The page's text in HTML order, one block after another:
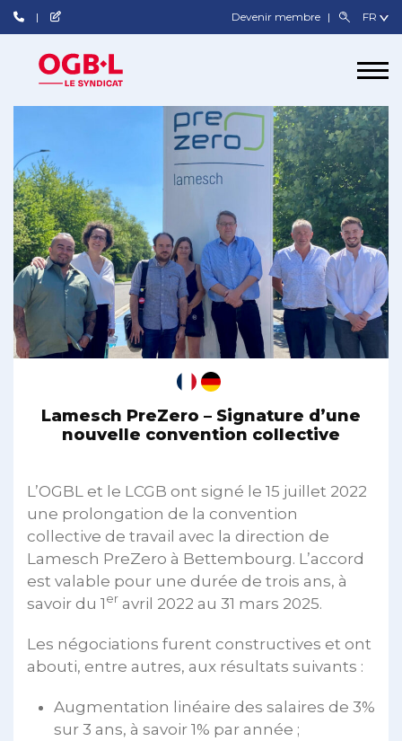
Devenir membre
Lamesch PreZero – Signature d’une
nouvelle convention collective
L’OGBL et le LCGB ont signé le 15 juillet 2022
une prolongation de la convention
collective de travail avec la direction de
Lamesch PreZero à Bettembourg. L’accord
est valable pour une durée de trois ans, à
savoir du 1 er avril 2022 au 31 mars 2025.
Les négociations furent constructives et ont
abouti, entre autres, aux résultats suivants :
Augmentation linéaire des salaires de 3%
sur 3 ans, à savoir 1% par année ;